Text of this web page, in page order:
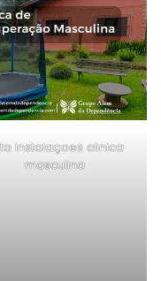
instalaçoes clinica
masculina